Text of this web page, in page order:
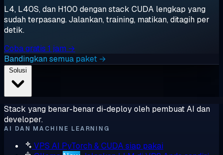
L4, L40S, dan H100 dengan stack CUDA lengkap yang
sudah terpasang. Jalankan, training, matikan, ditagih per
detik.
Coba gratis 1 jam →
Bandingkan semua paket →
Stack yang benar-benar di-deploy oleh pembuat AI dan
developer.
AI DAN MACHINE LEARNING
VPS AI PyTorch & CUDA siap pakai